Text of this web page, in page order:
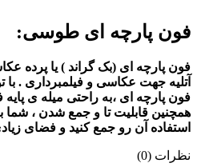
فون پارچه ای طوسی:
آتلیه جهت عکاسی و فیلمبرداری . با
فون پارچه ای ،به راحتی میله ی
همچنین قابلیت تا و جمع شدن ، شما
استفاده آن رو جمع کنید و فضای
نظرات (0)